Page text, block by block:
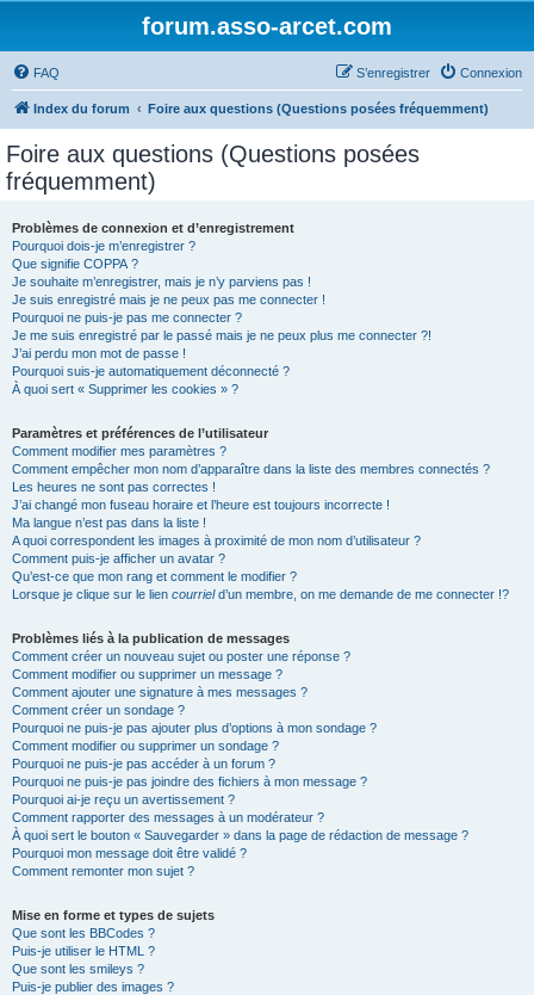
forum.asso-arcet.com
FAQ Connexion
S’enregistrer
Index du forum Foire aux questions (Questions posées fréquemment)
Foire aux questions (Questions posées
fréquemment)
Problèmes de connexion et d’enregistrement
Pourquoi dois-je m’enregistrer ?
Que signifie COPPA ?
Je souhaite m’enregistrer, mais je n’y parviens pas !
Je suis enregistré mais je ne peux pas me connecter !
Pourquoi ne puis-je pas me connecter ?
Je me suis enregistré par le passé mais je ne peux plus me connecter ?!
J’ai perdu mon mot de passe !
Pourquoi suis-je automatiquement déconnecté ?
À quoi sert « Supprimer les cookies » ?
Paramètres et préférences de l’utilisateur
Comment modifier mes paramètres ?
Comment empêcher mon nom d’apparaître dans la liste des membres connectés ?
Les heures ne sont pas correctes !
J’ai changé mon fuseau horaire et l’heure est toujours incorrecte !
Ma langue n’est pas dans la liste !
A quoi correspondent les images à proximité de mon nom d’utilisateur ?
Comment puis-je afficher un avatar ?
Qu’est-ce que mon rang et comment le modifier ?
Lorsque je clique sur le lien courrield’un membre, on me demande de me connecter !?
Problèmes liés à la publication de messages
Comment créer un nouveau sujet ou poster une réponse ?
Comment modifier ou supprimer un message ?
Comment ajouter une signature à mes messages ?
Comment créer un sondage ?
Pourquoi ne puis-je pas ajouter plus d’options à mon sondage ?
Comment modifier ou supprimer un sondage ?
Pourquoi ne puis-je pas accéder à un forum ?
Pourquoi ne puis-je pas joindre des fichiers à mon message ?
Pourquoi ai-je reçu un avertissement ?
Comment rapporter des messages à un modérateur ?
À quoi sert le bouton « Sauvegarder » dans la page de rédaction de message ?
Pourquoi mon message doit être validé ?
Comment remonter mon sujet ?
Mise en forme et types de sujets
Que sont les BBCodes ?
Puis-je utiliser le HTML ?
Que sont les smileys ?
Puis-je publier des images ?